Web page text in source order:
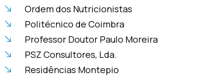
Ordem dos Nutricionistas
Politécnico de Coimbra
Professor Doutor Paulo Moreira
PSZ Consultores, Lda.
Residências Montepio